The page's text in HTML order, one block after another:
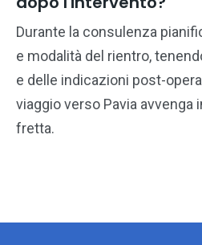
Durante la consulenza
e modalità del rientro,
e delle indicazioni post-
viaggio verso Pavia avvenga
fretta.